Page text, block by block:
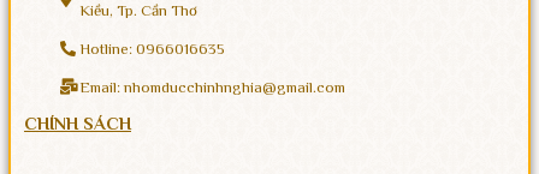
Kiều, Tp. Cần Thơ
Hotline: 0966016635
Email: nhomducchinhnghia@gmail.com
CHÍNH SÁCH